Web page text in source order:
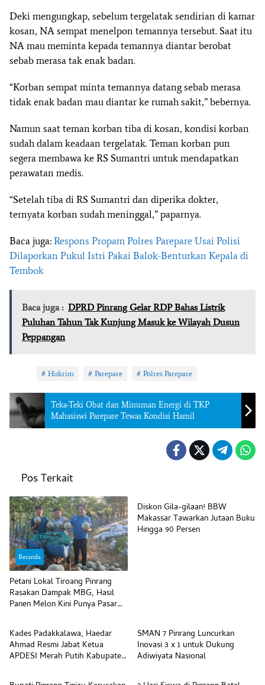
Deki mengungkap, sebelum tergelatak sendirian di kamar
kosan, NA sempat menelpon temannya tersebut. Saat itu
NA mau meminta kepada temannya diantar berobat
sebab merasa tak enak badan.
“Korban sempat minta temannya datang sebab merasa
tidak enak badan mau diantar ke rumah sakit,” bebernya.
Namun saat teman korban tiba di kosan, kondisi korban
sudah dalam keadaan tergelatak. Teman korban pun
segera membawa ke RS Sumantri untuk mendapatkan
perawatan medis.
“Setelah tiba di RS Sumantri dan diperika dokter,
ternyata korban sudah meninggal,” paparnya.
Baca juga: Respons Propam Polres Parepare Usai Polisi
Dilaporkan Pukul Istri Pakai Balok-Benturkan Kepala di
Tembok
Baca juga : DPRD Pinrang Gelar RDP Bahas Listrik
Puluhan Tahun Tak Kunjung Masuk ke Wilayah Dusun
Peppangan
Hukrim Parepare Polres Parepare
Teka-Teki Obat dan Minuman Energi di TKP
Mahasiswi Parepare Tewas Kondisi Hamil
Pos Terkait
Beranda
Petani Lokal Tiroang Pinrang
Rasakan Dampak MBG, Hasil
Panen Melon Kini Punya Pasar
Diskon Gila-gilaan! BBW
Makassar Tawarkan Jutaan Buku
Hingga 90 Persen
Beranda
Kades Padakkalawa, Haedar
Ahmad Resmi Jabat Ketua
APDESI Merah Putih Kabupaten
SMAN 7 Pinrang Luncurkan
Inovasi 3 x 1 untuk Dukung
Adiwiyata Nasional
Beranda Beranda